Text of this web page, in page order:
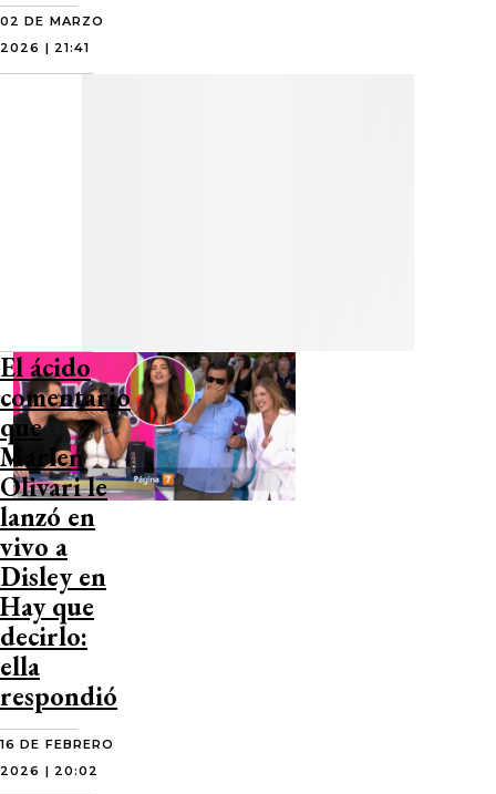
02 DE MARZO
2026 | 21:41
El ácido
comentario
que
Marlen
Olivari le
lanzó en
vivo a
Disley en
Hay que
decirlo:
ella
respondió
16 DE FEBRERO
2026 | 20:02